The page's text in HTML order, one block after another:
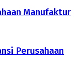
Manufaktur
Perusahaan